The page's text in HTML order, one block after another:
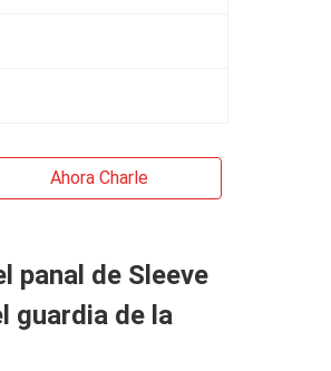
Ahora Charle
panal de Sleeve
guardia de la